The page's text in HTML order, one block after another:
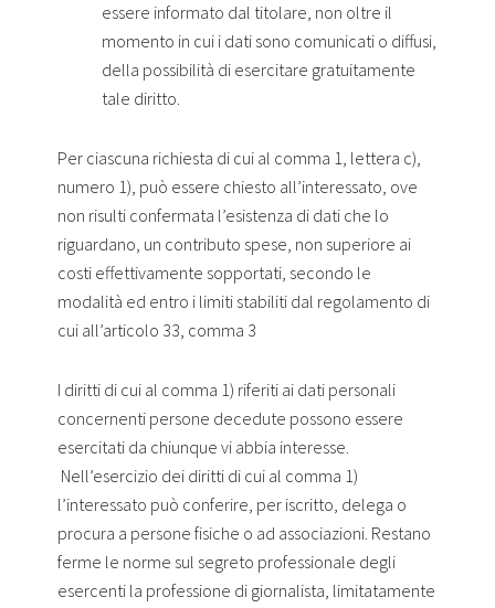
essere informato dal titolare, non oltre il
momento in cui i dati sono comunicati o diffusi,
della possibilità di esercitare gratuitamente
tale diritto.
Per ciascuna richiesta di cui al comma 1, lettera c),
numero 1), può essere chiesto all’interessato, ove
non risulti confermata l’esistenza di dati che lo
riguardano, un contributo spese, non superiore ai
costi effettivamente sopportati, secondo le
modalità ed entro i limiti stabiliti dal regolamento di
cui all’articolo 33, comma 3
I diritti di cui al comma 1) riferiti ai dati personali
concernenti persone decedute possono essere
esercitati da chiunque vi abbia interesse.
Nell’esercizio dei diritti di cui al comma 1)
l’interessato può conferire, per iscritto, delega o
procura a persone fisiche o ad associazioni. Restano
ferme le norme sul segreto professionale degli
esercenti la professione di giornalista, limitatamente